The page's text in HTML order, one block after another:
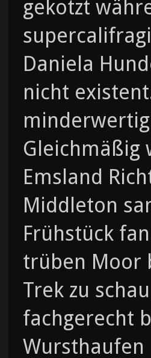
gekotzt
Daniela
nicht
Gleichmäßig
Emsland
Middleton
Frühstück
trüben Moor
Trek zu
fachgerecht
Wursthaufen